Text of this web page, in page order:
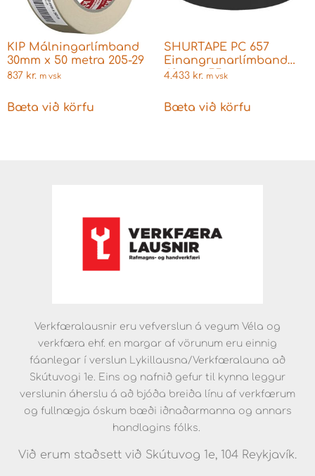
KIP Málningarlímband
30mm x 50 metra 205-29
837 kr. m vsk
Bæta við körfu
SHURTAPE PC 657
Einangrunarlímband
48mmx 55m
4.433 kr. m vsk
Bæta við körfu
Verkfæralausnir eru vefverslun á vegum Véla og
verkfæra ehf. en margar af vörunum eru einnig
fáanlegar í verslun Lykillausna/Verkfæralauna að
Skútuvogi 1e. Eins og nafnið gefur til kynna leggur
verslunin áherslu á að bjóða breiða línu af verkfærum
og fullnægja óskum bæði iðnaðarmanna og annars
handlagins fólks.
Við erum staðsett við Skútuvog 1e, 104 Reykjavík.